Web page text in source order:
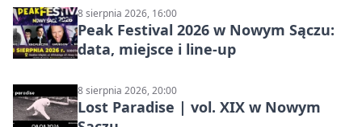
8 sierpnia 2026, 16:00
Peak Festival 2026 w Nowym Sączu:
data, miejsce i line-up
8 sierpnia 2026, 20:00
Lost Paradise | vol. XIX w Nowym